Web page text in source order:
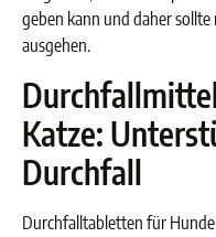
geben kann und daher
ausgehen.
Katze:
Durchfall
Durchfalltabletten für